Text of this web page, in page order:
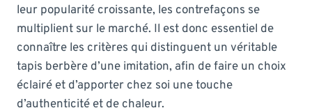
leur popularité croissante, les contrefaçons se
multiplient sur le marché. Il est donc essentiel de
connaître les critères qui distinguent un véritable
tapis berbère d’une imitation, afin de faire un choix
éclairé et d’apporter chez soi une touche
d’authenticité et de chaleur.